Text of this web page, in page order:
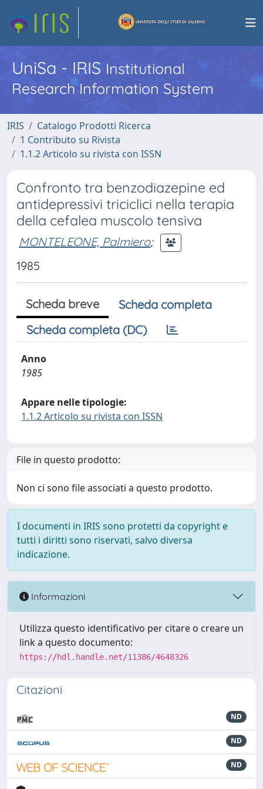
UniSa - IRISInstitutional
Research Information System
IRIS
Catalogo Prodotti Ricerca
1 Contributo su Rivista
1.1.2 Articolo su rivista con ISSN
Confronto tra benzodiazepine ed
antidepressivi triciclici nella terapia
della cefalea muscolo tensiva
MONTELEONE, Palmiero;
1985
Scheda breve
Scheda completa
Scheda completa (DC)
Anno
1985
Appare nelle tipologie:
1.1.2 Articolo su rivista con ISSN
File in questo prodotto:
Non ci sono file associati a questo prodotto.
I documenti in IRIS sono protetti da copyright e
tutti i diritti sono riservati, salvo diversa
indicazione.
Informazioni
Utilizza questo identificativo per citare o creare un
link a questo documento:
https://hdl.handle.net/11386/4648326
Citazioni
ND
ND
ND